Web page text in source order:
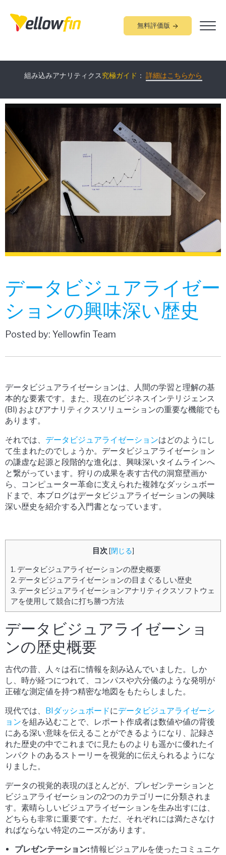
無料評価版
業種別のYellowfinソリューションをご紹介！： 詳細はこちらか
組み込みアナリティクス究極ガイド ： 詳細はこちらから
データビジュアライゼー
ションの興味深い歴史
Posted by: Yellowfin Team
データビジュアライゼーションは、人間の学習と理解の基
本的な要素です。また、現在のビジネスインテリジェンス
(BI) およびアナリティクスソリューションの重要な機能でも
あります。
それでは、 データビジュアライゼーションはどのようにし
て生まれたのでしょうか。データビジュアライゼーション
の謙虚な起源と段階的な進化は、興味深いタイムラインへ
と繋がっています。狩りの成果を表す古代の洞窟壁画か
ら、コンピューター革命に支えられた複雑なダッシュボー
ドまで、本ブログはデータビジュアライゼーションの興味
深い歴史を紹介する入門書となっています。
目次 [閉じる]
1. データビジュアライゼーションの歴史概要
2. データビジュアライゼーションの目まぐるしい歴史
3. データビジュアライゼーションアナリティクスソフトウェ
アを使用して競合に打ち勝つ方法
データビジュアライゼーショ
ンの歴史概要
古代の昔、人々は石に情報を刻み込んでいました。しか
し、時が経つにつれて、コンパスや六分儀のような発明が
正確な測定値を持つ精密な地図をもたらしました。
現代では、
BIダッシュボードにデータビジュアライゼーシ
ョンを組み込むことで、レポート作成者は数値や値の背後
にある深い意味を伝えることができるようになり、記録さ
れた歴史の中でこれまでに見たものよりも遥かに優れたイ
ンパクトのあるストーリーを視覚的に伝えられるようにな
りました。
データの視覚的表現のほとんどが、プレゼンテーションと
ビジュアライゼーションの2つのカテゴリーに分類されま
す。素晴らしいビジュアライゼーションを生み出すには、
どちらも非常に重要です。ただ、それぞれには満たさなけ
ればならない特定のニーズがあります。
プレゼンテーション:情報ビジュアルを使ったコミュニケ